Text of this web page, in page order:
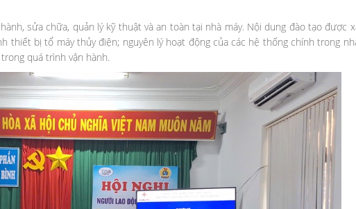
sửa chữa, quản lý kỹ thuật và an toàn tại nhà máy. Nội dung đào tạo được
bị tổ máy thủy điện; nguyên lý hoạt động của các hệ thống chính trong
quá trình vận hành.